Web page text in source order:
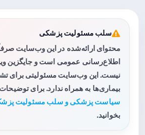
سلب مسئولیت پزشکی
محتوای ارائه‌شده در این وب‌سایت
اطلاع‌رسانی عمومی است و جایگزین
نیست. این وب‌سایت مسئولیتی برای
بیماری‌ها به همراه ندارد. برای
سیاست پزشکی و سلب مسئولیت
بخوانید.